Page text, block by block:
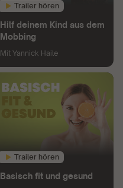
Trailer hören
Hilf deinem Kind aus dem
Mobbing
Mit Yannick Haile
Trailer hören
Basisch fit und gesund